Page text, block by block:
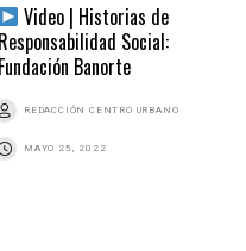
Video | Historias de
Responsabilidad Social:
Fundación Banorte
REDACCIÓN CENTRO URBANO
MAYO 25, 2022